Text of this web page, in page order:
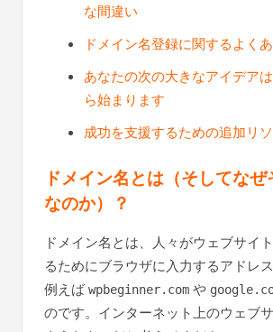
な間違い
ドメイン名登録に関するよく
あなたの次の大きなアイデア
ら始まります
成功を支援するための追加リ
ドメイン名とは（そしてな
なのか）？
ドメイン名とは、人々がウェブサイ
るためにブラウザに入力するアドレス
例えば wpbeginner.com や
のです。インターネット上のウェブ